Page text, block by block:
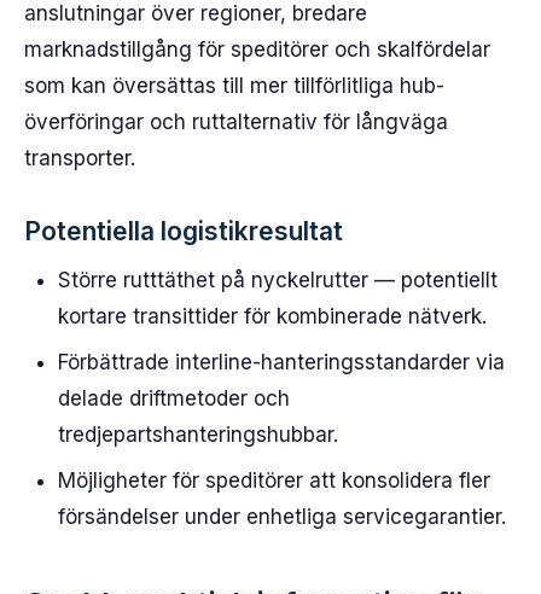
anslutningar över regioner, bredare
marknadstillgång för speditörer och skalfördelar
som kan översättas till mer tillförlitliga hub-
överföringar och ruttalternativ för långväga
transporter.
Potentiella logistikresultat
Större rutttäthet på nyckelrutter — potentiellt
kortare transittider för kombinerade nätverk.
Förbättrade interline-hanteringsstandarder via
delade driftmetoder och
tredjepartshanteringshubbar.
Möjligheter för speditörer att konsolidera fler
försändelser under enhetliga servicegarantier.